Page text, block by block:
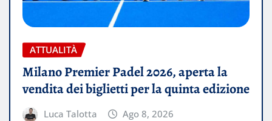
ATTUALITÀ
Milano Premier Padel 2026, aperta la
vendita dei biglietti per la quinta edizione
Luca Talotta Ago 8, 2026